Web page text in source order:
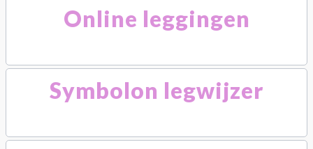
Online leggingen
Symbolon legwijzer